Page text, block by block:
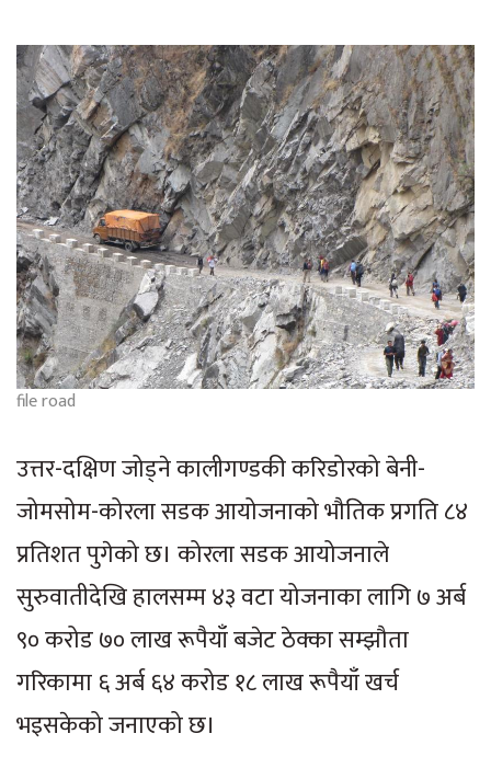
file road
उत्तर-दक्षिण जोड्ने कालीगण्डकी करिडोरको बेनी-
जोमसोम-कोरला सडक आयोजनाको भौतिक प्रगति ८४
प्रतिशत पुगेको छ। कोरला सडक आयोजनाले
सुरुवातीदेखि हालसम्म ४३ वटा योजनाका लागि ७ अर्ब
९० करोड ७० लाख रूपैयाँ बजेट ठेक्का सम्झौता
गरिकामा ६ अर्ब ६४ करोड १८ लाख रूपैयाँ खर्च
भइसकेको जनाएको छ।